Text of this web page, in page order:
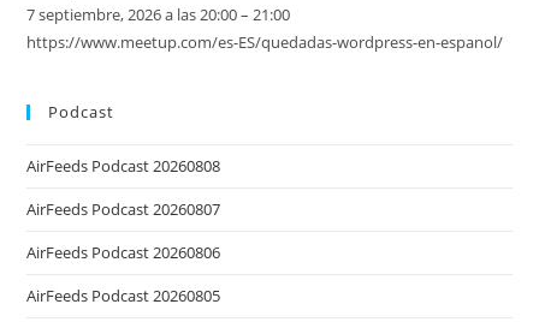
7 septiembre, 2026 a las 20:00 – 21:00
https://www.meetup.com/es-ES/quedadas-wordpress-en-espanol/
Podcast
AirFeeds Podcast 20260808
AirFeeds Podcast 20260807
AirFeeds Podcast 20260806
AirFeeds Podcast 20260805